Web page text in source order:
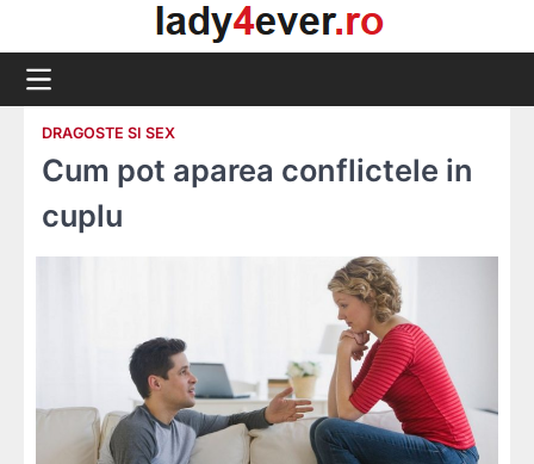
content
DRAGOSTE SI SEX
Cum pot aparea conflictele in
cuplu